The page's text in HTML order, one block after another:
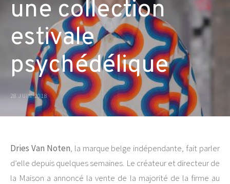
une collection
estivale
psychédélique
28 JUIN 2018
Dries Van Noten, la marque belge indépendante, fait parler
d’elle depuis quelques semaines. Le créateur et directeur de
la Maison a annoncé la vente de la majorité de la firme au